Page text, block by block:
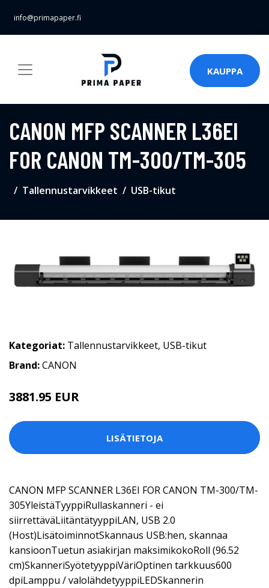
info@primapaper.fi
KAUPPA
CANON MFP SCANNER L36EI
FOR CANON TM-300/TM-305
Tallennustarvikkeet USB-tikut
Kategoriat: Tallennustarvikkeet, USB-tikut
Brand:CANON
3881.95 EUR
LISÄTIETOJA
CANON MFP SCANNER L36EI FOR CANON TM-300/TM-
305YleistäTyyppiRullaskanneri - ei
siirrettäväLiitäntätyyppiLAN, USB 2.0
(Host)LisätoiminnotSkannaus USB:hen, skannaa
kansioonTuetun asiakirjan maksimikokoRoll (96.52
cm)SkanneriSyötetyyppiVäriOptinen tarkkuus600
dpiLamppu / valolähdetyyppiLEDSkannerin